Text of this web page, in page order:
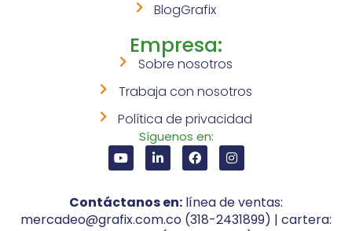
BlogGrafix
Empresa:
Sobre nosotros
Trabaja con nosotros
Política de privacidad
Síguenos en:
Contáctanos en: línea de ventas:
mercadeo@grafix.com.co (318-2431899) | cartera: